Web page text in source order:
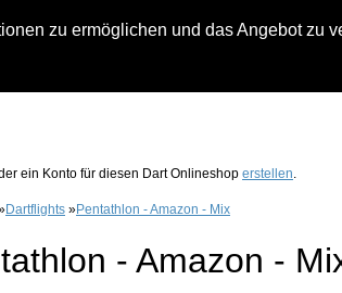
zu ermöglichen und das Angebot zu
ein Konto für diesen Dart Onlineshop erstellen.
Dartflights »Pentathlon - Amazon - Mix
- Amazon -